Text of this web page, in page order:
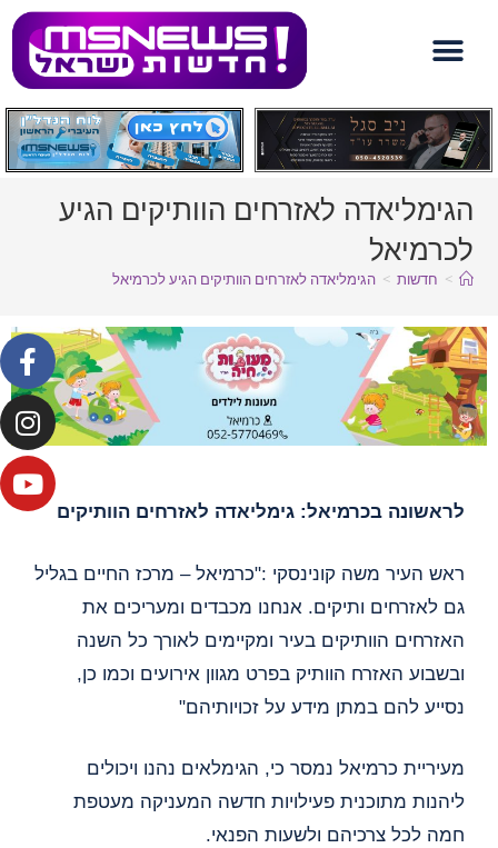
הגימליאדה לאזרחים הוותיקים הגיע
לכרמיאל
> חדשות > הגימליאדה לאזרחים הוותיקים הגיע לכרמיאל
לראשונה בכרמיאל: גימליאדה לאזרחים הוותיקים
ראש העיר משה קונינסקי :"כרמיאל – מרכז החיים בגליל
גם לאזרחים ותיקים. אנחנו מכבדים ומעריכים את
האזרחים הוותיקים בעיר ומקיימים לאורך כל השנה
ובשבוע האזרח הוותיק בפרט מגוון אירועים וכמו כן,
נסייע להם במתן מידע על זכויותיהם"
מעיריית כרמיאל נמסר כי, הגימלאים נהנו ויכולים
ליהנות מתוכנית פעילויות חדשה המעניקה מעטפת
חמה לכל צרכיהם ולשעות הפנאי.